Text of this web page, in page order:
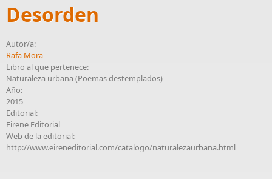
Desorden
Autor/a:
Rafa Mora
Libro al que pertenece:
Naturaleza urbana (Poemas destemplados)
Año:
2015
Editorial:
Eirene Editorial
Web de la editorial:
http://www.eireneditorial.com/catalogo/naturalezaurbana.html